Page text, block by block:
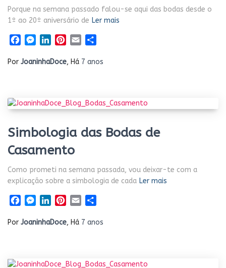
Porque na semana passado falou-se aqui das bodas desde o
1º ao 20º aniversário de Ler mais
Facebook
Messenger
LinkedInPinterest
Email
Por JoaninhaDoce, Há 7 anos
Simbologia das Bodas de
Casamento
Como prometi na semana passada, vou deixar-te com a
explicação sobre a simbologia de cada Ler mais
Facebook
Messenger
LinkedInPinterest
Email
Por JoaninhaDoce, Há 7 anos